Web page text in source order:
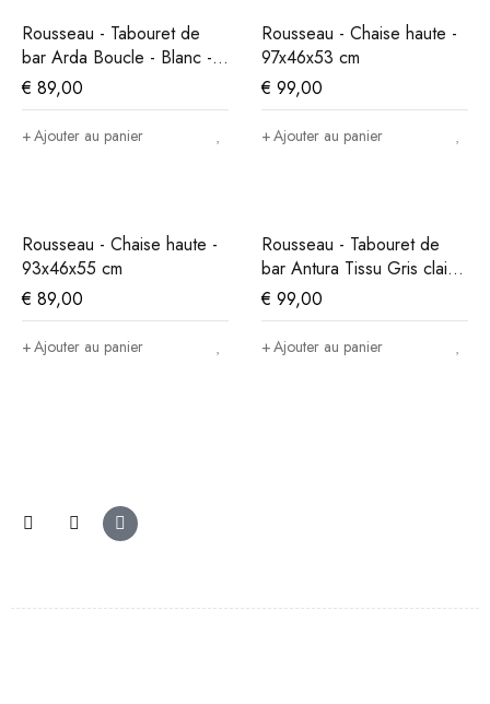
Rousseau - Tabouret de
bar Arda Boucle - Blanc -
86x49x46 cm
€ 89,00
Ajouter au panier
Rousseau - Chaise haute -
97x46x53 cm
€ 99,00
Ajouter au panier
Rousseau - Chaise haute -
93x46x55 cm
€ 89,00
Ajouter au panier
Rousseau - Tabouret de
bar Antura Tissu Gris clair -
97x46x53 cm
€ 99,00
Ajouter au panier